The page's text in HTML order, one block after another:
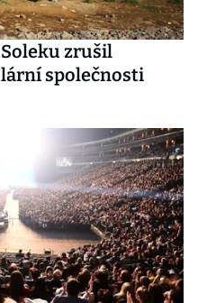
zrušil
společnosti